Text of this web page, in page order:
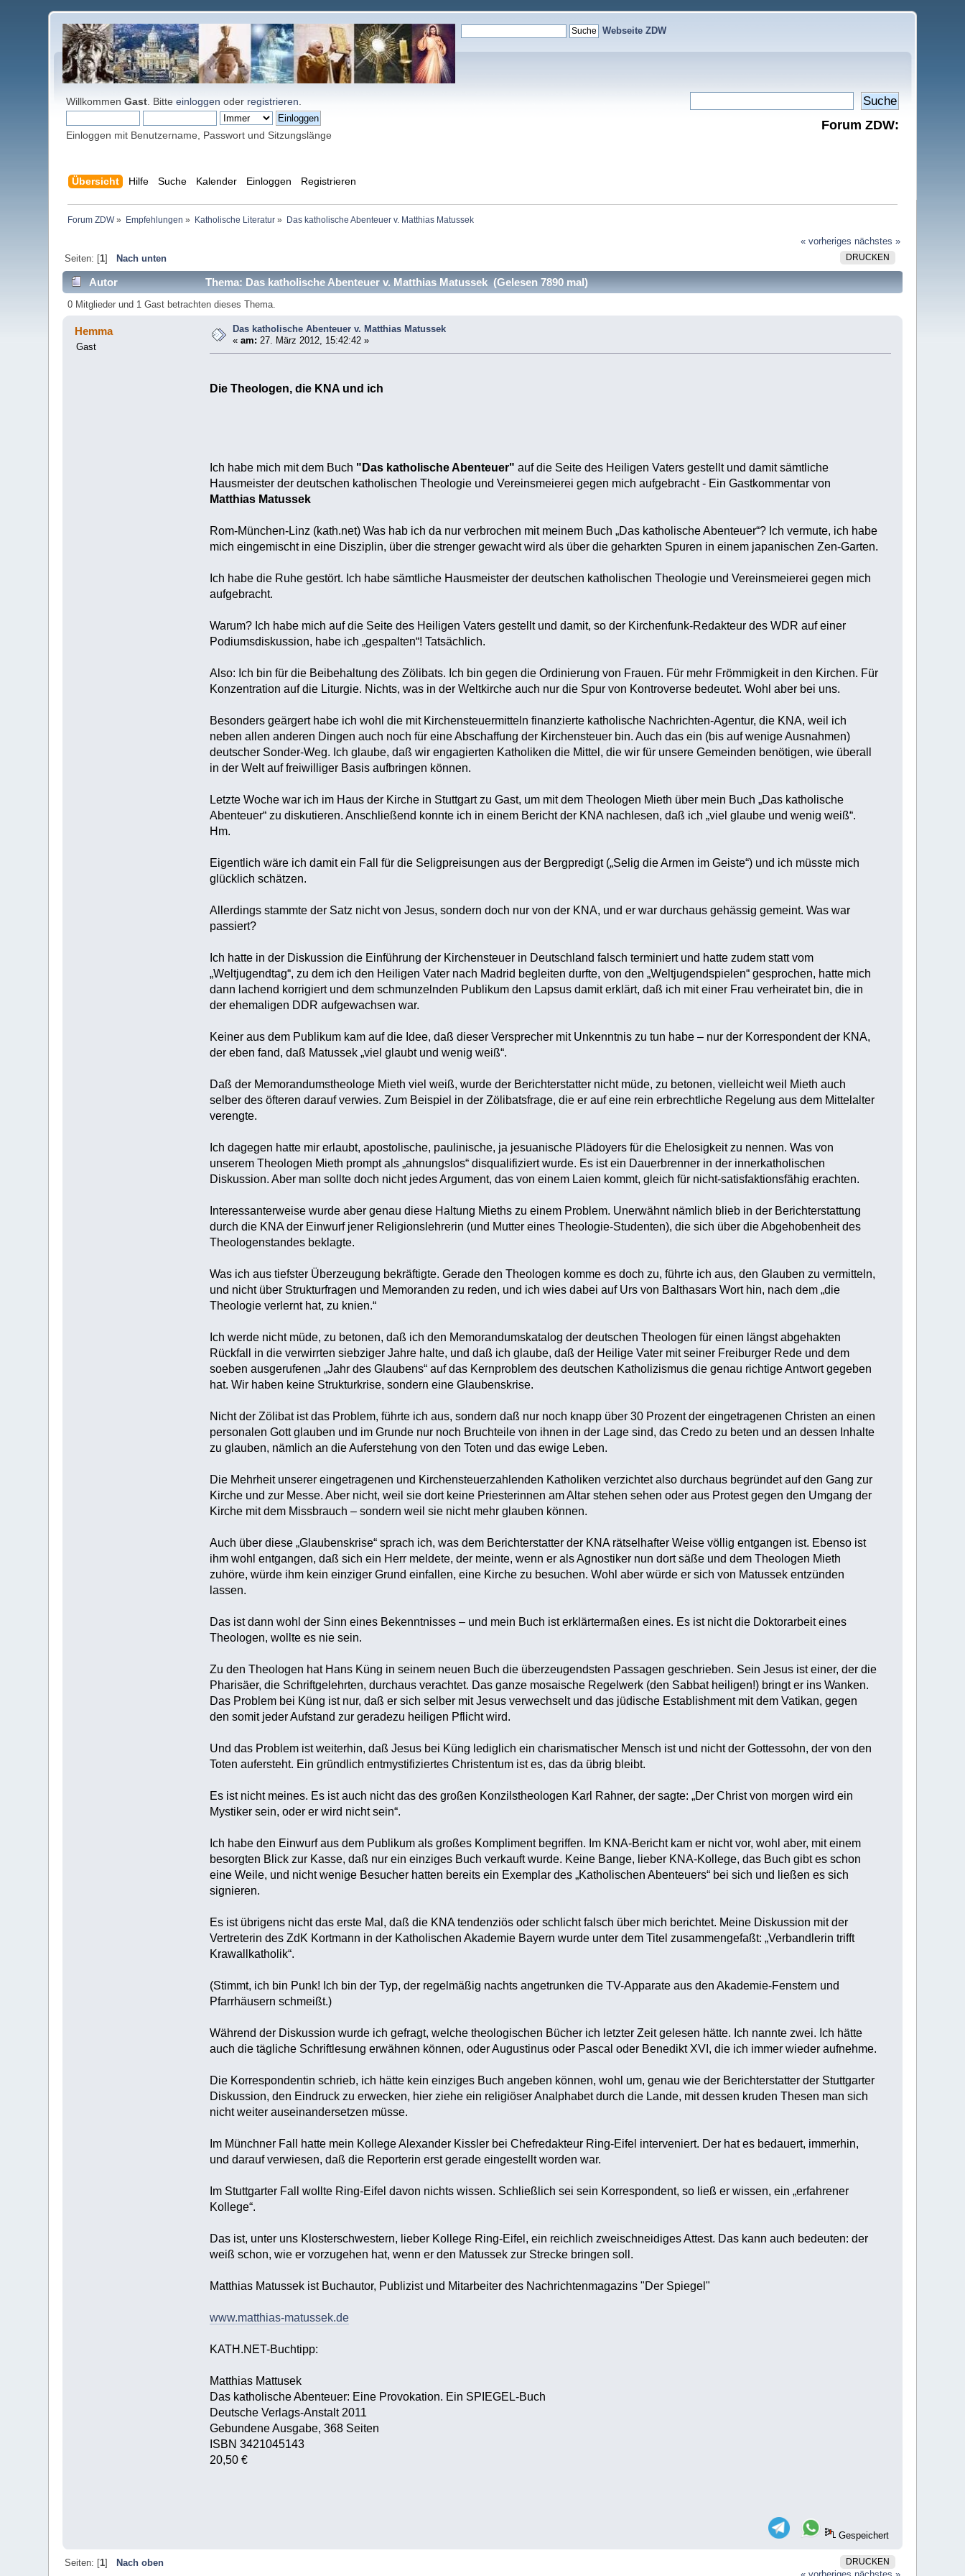
Webseite ZDW
WillkommenGast . Bitteeinloggen oder registrieren
Einloggen mit Benutzername, Passwort und Sitzungslänge
Forum ZDW:
Übersicht Hilfe Suche Kalender Einloggen Registrieren
Forum ZDW» Empfehlungen » Katholische Literatur» Das katholische Abenteuer v. Matthias Matussek
« vorheriges nächstes »
DRUCKEN
Seiten: [1] Nach unten
Autor Thema: Das katholische Abenteuer v. Matthias Matussek (Gelesen 7890 mal)
0 Mitglieder und 1 Gast betrachten dieses Thema.
Hemma
Gast
Das katholische Abenteuer v. Matthias Matussek
«am: 27. März 2012, 15:42:42 »
Die Theologen, die KNA und ich
Ich habe mich mit dem Buch "Das katholische Abenteuer" auf die Seite des Heiligen Vaters gestellt und damit sämtliche
Hausmeister der deutschen katholischen Theologie und Vereinsmeierei gegen mich aufgebracht - Ein Gastkommentar von
Matthias Matussek
Rom-München-Linz (kath.net) Was hab ich da nur verbrochen mit meinem Buch „Das katholische Abenteuer“? Ich vermute, ich habe
mich eingemischt in eine Disziplin, über die strenger gewacht wird als über die geharkten Spuren in einem japanischen Zen-Garten.
Ich habe die Ruhe gestört. Ich habe sämtliche Hausmeister der deutschen katholischen Theologie und Vereinsmeierei gegen mich
aufgebracht.
Warum? Ich habe mich auf die Seite des Heiligen Vaters gestellt und damit, so der Kirchenfunk-Redakteur des WDR auf einer
Podiumsdiskussion, habe ich „gespalten“! Tatsächlich.
Also: Ich bin für die Beibehaltung des Zölibats. Ich bin gegen die Ordinierung von Frauen. Für mehr Frömmigkeit in den Kirchen. Für
Konzentration auf die Liturgie. Nichts, was in der Weltkirche auch nur die Spur von Kontroverse bedeutet. Wohl aber bei uns.
Besonders geärgert habe ich wohl die mit Kirchensteuermitteln finanzierte katholische Nachrichten-Agentur, die KNA, weil ich
neben allen anderen Dingen auch noch für eine Abschaffung der Kirchensteuer bin. Auch das ein (bis auf wenige Ausnahmen)
deutscher Sonder-Weg. Ich glaube, daß wir engagierten Katholiken die Mittel, die wir für unsere Gemeinden benötigen, wie überall
in der Welt auf freiwilliger Basis aufbringen können.
Letzte Woche war ich im Haus der Kirche in Stuttgart zu Gast, um mit dem Theologen Mieth über mein Buch „Das katholische
Abenteuer“ zu diskutieren. Anschließend konnte ich in einem Bericht der KNA nachlesen, daß ich „viel glaube und wenig weiß“.
Hm.
Eigentlich wäre ich damit ein Fall für die Seligpreisungen aus der Bergpredigt („Selig die Armen im Geiste“) und ich müsste mich
glücklich schätzen.
Allerdings stammte der Satz nicht von Jesus, sondern doch nur von der KNA, und er war durchaus gehässig gemeint. Was war
passiert?
Ich hatte in der Diskussion die Einführung der Kirchensteuer in Deutschland falsch terminiert und hatte zudem statt vom
„Weltjugendtag“, zu dem ich den Heiligen Vater nach Madrid begleiten durfte, von den „Weltjugendspielen“ gesprochen, hatte mich
dann lachend korrigiert und dem schmunzelnden Publikum den Lapsus damit erklärt, daß ich mit einer Frau verheiratet bin, die in
der ehemaligen DDR aufgewachsen war.
Keiner aus dem Publikum kam auf die Idee, daß dieser Versprecher mit Unkenntnis zu tun habe – nur der Korrespondent der KNA,
der eben fand, daß Matussek „viel glaubt und wenig weiß“.
Daß der Memorandumstheologe Mieth viel weiß, wurde der Berichterstatter nicht müde, zu betonen, vielleicht weil Mieth auch
selber des öfteren darauf verwies. Zum Beispiel in der Zölibatsfrage, die er auf eine rein erbrechtliche Regelung aus dem Mittelalter
verengte.
Ich dagegen hatte mir erlaubt, apostolische, paulinische, ja jesuanische Plädoyers für die Ehelosigkeit zu nennen. Was von
unserem Theologen Mieth prompt als „ahnungslos“ disqualifiziert wurde. Es ist ein Dauerbrenner in der innerkatholischen
Diskussion. Aber man sollte doch nicht jedes Argument, das von einem Laien kommt, gleich für nicht-satisfaktionsfähig erachten.
Interessanterweise wurde aber genau diese Haltung Mieths zu einem Problem. Unerwähnt nämlich blieb in der Berichterstattung
durch die KNA der Einwurf jener Religionslehrerin (und Mutter eines Theologie-Studenten), die sich über die Abgehobenheit des
Theologenstandes beklagte.
Was ich aus tiefster Überzeugung bekräftigte. Gerade den Theologen komme es doch zu, führte ich aus, den Glauben zu vermitteln,
und nicht über Strukturfragen und Memoranden zu reden, und ich wies dabei auf Urs von Balthasars Wort hin, nach dem „die
Theologie verlernt hat, zu knien.“
Ich werde nicht müde, zu betonen, daß ich den Memorandumskatalog der deutschen Theologen für einen längst abgehakten
Rückfall in die verwirrten siebziger Jahre halte, und daß ich glaube, daß der Heilige Vater mit seiner Freiburger Rede und dem
soeben ausgerufenen „Jahr des Glaubens“ auf das Kernproblem des deutschen Katholizismus die genau richtige Antwort gegeben
hat. Wir haben keine Strukturkrise, sondern eine Glaubenskrise.
Nicht der Zölibat ist das Problem, führte ich aus, sondern daß nur noch knapp über 30 Prozent der eingetragenen Christen an einen
personalen Gott glauben und im Grunde nur noch Bruchteile von ihnen in der Lage sind, das Credo zu beten und an dessen Inhalte
zu glauben, nämlich an die Auferstehung von den Toten und das ewige Leben.
Die Mehrheit unserer eingetragenen und Kirchensteuerzahlenden Katholiken verzichtet also durchaus begründet auf den Gang zur
Kirche und zur Messe. Aber nicht, weil sie dort keine Priesterinnen am Altar stehen sehen oder aus Protest gegen den Umgang der
Kirche mit dem Missbrauch – sondern weil sie nicht mehr glauben können.
Auch über diese „Glaubenskrise“ sprach ich, was dem Berichterstatter der KNA rätselhafter Weise völlig entgangen ist. Ebenso ist
ihm wohl entgangen, daß sich ein Herr meldete, der meinte, wenn er als Agnostiker nun dort säße und dem Theologen Mieth
zuhöre, würde ihm kein einziger Grund einfallen, eine Kirche zu besuchen. Wohl aber würde er sich von Matussek entzünden
lassen.
Das ist dann wohl der Sinn eines Bekenntnisses – und mein Buch ist erklärtermaßen eines. Es ist nicht die Doktorarbeit eines
Theologen, wollte es nie sein.
Zu den Theologen hat Hans Küng in seinem neuen Buch die überzeugendsten Passagen geschrieben. Sein Jesus ist einer, der die
Pharisäer, die Schriftgelehrten, durchaus verachtet. Das ganze mosaische Regelwerk (den Sabbat heiligen!) bringt er ins Wanken.
Das Problem bei Küng ist nur, daß er sich selber mit Jesus verwechselt und das jüdische Establishment mit dem Vatikan, gegen
den somit jeder Aufstand zur geradezu heiligen Pflicht wird.
Und das Problem ist weiterhin, daß Jesus bei Küng lediglich ein charismatischer Mensch ist und nicht der Gottessohn, der von den
Toten aufersteht. Ein gründlich entmystifiziertes Christentum ist es, das da übrig bleibt.
Es ist nicht meines. Es ist auch nicht das des großen Konzilstheologen Karl Rahner, der sagte: „Der Christ von morgen wird ein
Mystiker sein, oder er wird nicht sein“.
Ich habe den Einwurf aus dem Publikum als großes Kompliment begriffen. Im KNA-Bericht kam er nicht vor, wohl aber, mit einem
besorgten Blick zur Kasse, daß nur ein einziges Buch verkauft wurde. Keine Bange, lieber KNA-Kollege, das Buch gibt es schon
eine Weile, und nicht wenige Besucher hatten bereits ein Exemplar des „Katholischen Abenteuers“ bei sich und ließen es sich
signieren.
Es ist übrigens nicht das erste Mal, daß die KNA tendenziös oder schlicht falsch über mich berichtet. Meine Diskussion mit der
Vertreterin des ZdK Kortmann in der Katholischen Akademie Bayern wurde unter dem Titel zusammengefaßt: „Verbandlerin trifft
Krawallkatholik“.
(Stimmt, ich bin Punk! Ich bin der Typ, der regelmäßig nachts angetrunken die TV-Apparate aus den Akademie-Fenstern und
Pfarrhäusern schmeißt.)
Während der Diskussion wurde ich gefragt, welche theologischen Bücher ich letzter Zeit gelesen hätte. Ich nannte zwei. Ich hätte
auch die tägliche Schriftlesung erwähnen können, oder Augustinus oder Pascal oder Benedikt XVI, die ich immer wieder aufnehme.
Die Korrespondentin schrieb, ich hätte kein einziges Buch angeben können, wohl um, genau wie der Berichterstatter der Stuttgarter
Diskussion, den Eindruck zu erwecken, hier ziehe ein religiöser Analphabet durch die Lande, mit dessen kruden Thesen man sich
nicht weiter auseinandersetzen müsse.
Im Münchner Fall hatte mein Kollege Alexander Kissler bei Chefredakteur Ring-Eifel interveniert. Der hat es bedauert, immerhin,
und darauf verwiesen, daß die Reporterin erst gerade eingestellt worden war.
Im Stuttgarter Fall wollte Ring-Eifel davon nichts wissen. Schließlich sei sein Korrespondent, so ließ er wissen, ein „erfahrener
Kollege“.
Das ist, unter uns Klosterschwestern, lieber Kollege Ring-Eifel, ein reichlich zweischneidiges Attest. Das kann auch bedeuten: der
weiß schon, wie er vorzugehen hat, wenn er den Matussek zur Strecke bringen soll.
Matthias Matussek ist Buchautor, Publizist und Mitarbeiter des Nachrichtenmagazins "Der Spiegel"
www.matthias-matussek.de
KATH.NET-Buchtipp:
Matthias Mattusek
Das katholische Abenteuer: Eine Provokation. Ein SPIEGEL-Buch
Deutsche Verlags-Anstalt 2011
Gebundene Ausgabe, 368 Seiten
ISBN 3421045143
20,50 €
Gespeichert
DRUCKEN
Seiten: [1]
Nach oben